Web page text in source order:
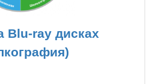
Blu-ray дисках